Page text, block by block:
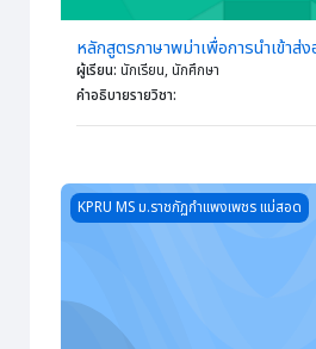
หลักสูตรภาษาพม่าเพื่อการนำเข้าส่
ผู้เรียน: นักเรียน, นักศึกษา
คำอธิบายรายวิชา:
Course image English for
KPRU MS ม.ราชภัฏกำแพงเพชร แม่สอด